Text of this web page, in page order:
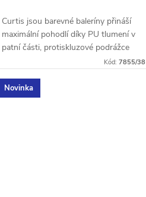
Curtis jsou barevné baleríny přináší
maximální pohodlí díky PU tlumení v
patní části, protiskluzové podrážce
a velkému prostorem pro prsty.
chtít...
Kód: 7855/38
Novinka